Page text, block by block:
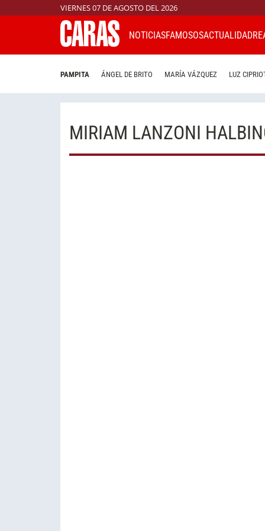
VIERNES 07 DE AGOSTO DEL 2026
NOTICIASFAMOSOSACTUALIDAD
PAMPITA ÁNGEL DE BRITO MARÍA VÁZQUEZ LUZ
MIRIAM LANZONI